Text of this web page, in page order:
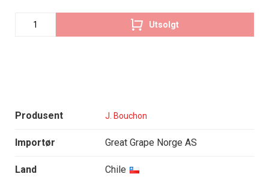
Produsent J. Bouchon
Importør Great Grape Norge AS
Land Chile
Utsolgt